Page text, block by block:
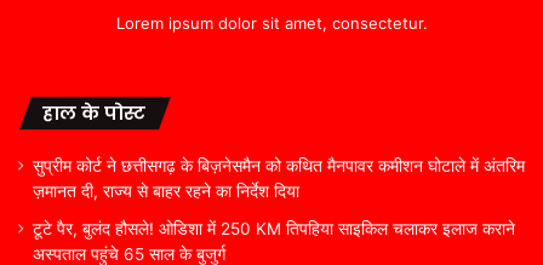
Lorem ipsum dolor sit amet, consectetur.
हाल के पोस्ट
सुप्रीम कोर्ट ने छत्तीसगढ़ के बिज़नेसमैन को कथित मैनपावर कमीशन घोटाले में अंतरिम
ज़मानत दी, राज्य से बाहर रहने का निर्देश दिया
टूटे पैर, बुलंद हौसले! ओडिशा में 250 KM तिपहिया साइकिल चलाकर इलाज कराने
अस्पताल पहुंचे 65 साल के बुजुर्ग